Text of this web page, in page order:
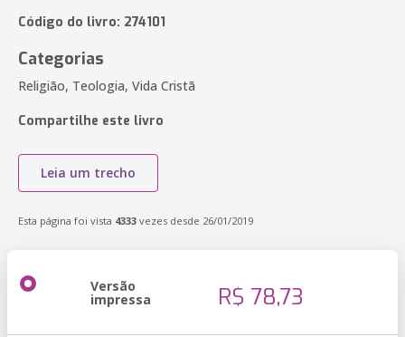
Código do livro: 274101
Categorias
Religião, Teologia, Vida Cristã
Compartilhe este livro
Leia um trecho
Esta página foi vista 4333 vezes desde 26/01/2019
Versão
impressa R$ 78,73